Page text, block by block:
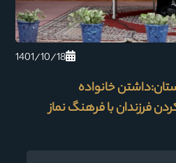
1401/10/18
خانواده
فرزندان با فرهنگ نماز